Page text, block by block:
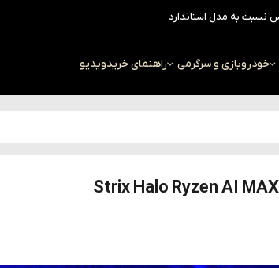
خودروبازی و سرگرمی راهنمای خریدویدیو